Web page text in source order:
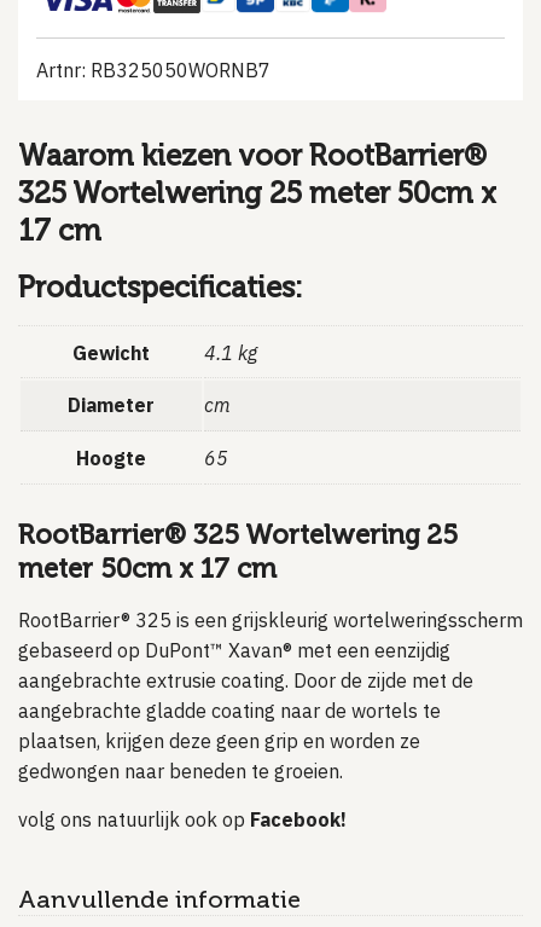
Artnr: RB325050WORNB7
Waarom kiezen voor RootBarrier®
325 Wortelwering 25 meter 50cm x
17 cm
Productspecificaties:
Gewicht 4.1 kg
Diameter cm
Hoogte 65
RootBarrier® 325 Wortelwering 25
meter 50cm x 17 cm
RootBarrier® 325 is een grijskleurig wortelweringsscherm
gebaseerd op DuPont™ Xavan® met een eenzijdig
aangebrachte extrusie coating. Door de zijde met de
aangebrachte gladde coating naar de wortels te
plaatsen, krijgen deze geen grip en worden ze
gedwongen naar beneden te groeien.
volg ons natuurlijk ook op Facebook!
Aanvullende informatie